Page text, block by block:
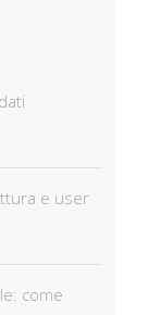
e user
come